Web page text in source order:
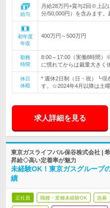
給与
月給28万円+賞与2回※上記
分/50,000円）を含みます
初年度
年収
400万円～500万円
勤務
時間
8:00～17:00（実働8時間）
に慣れてからは裁量大きく
休日
休暇
* 週休2日制（日・祝）┗現
す。☆2024年4月以降は土
求人詳細を見る
東京ガスライフバル保谷株式会社 |
昇給◇高い定着率が魅力
未経験OK！東京ガスグループ
績
正社員 職種・業種未経験OK 急募